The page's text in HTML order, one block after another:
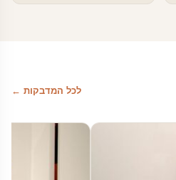
לכל המדבקות ←